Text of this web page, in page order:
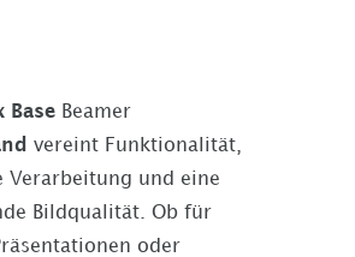
Base Beamer
vereint Funktionalität,
Verarbeitung und eine
Bildqualität. Ob für
oder